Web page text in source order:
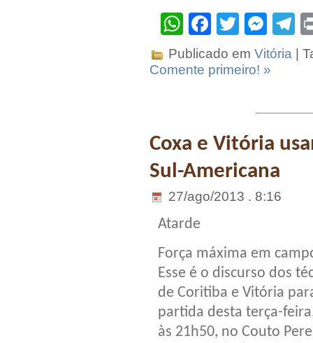
WhatsApp
Facebook
Twitter
Publicado em Vitória |
Comente primeiro! »
Coxa e Vitória
Sul-Americana
27/ago/2013 . 8:16
Atarde
Força máxima em
Esse é o discurso dos
de Coritiba e Vitória
partida desta terça-
às 21h50, no Couto